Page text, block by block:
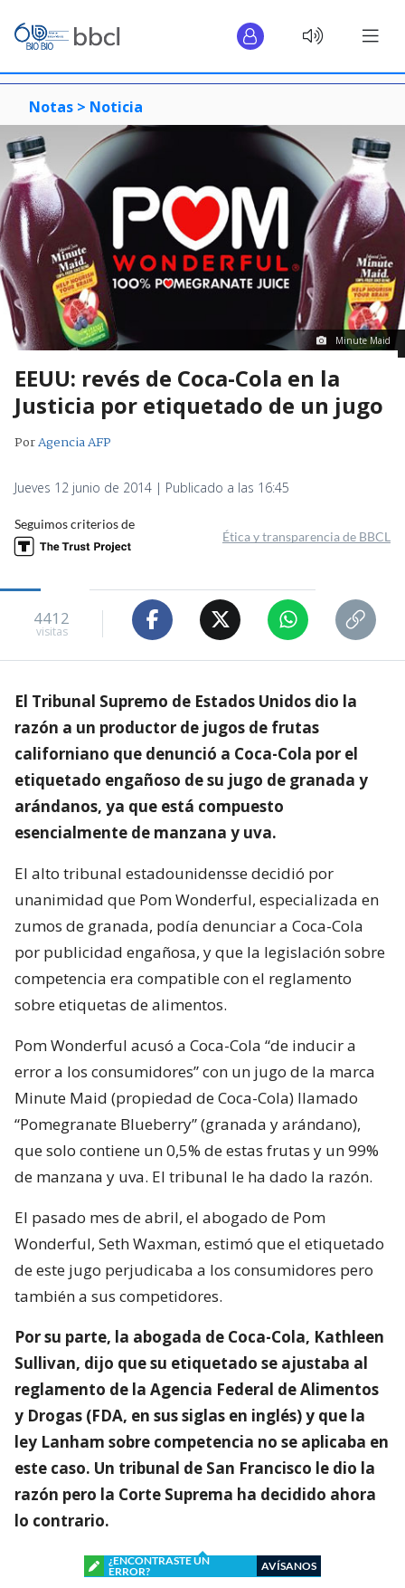
Notas > Noticia
Minute Maid
EEUU: revés de Coca-Cola en la
Justicia por etiquetado de un jugo
PorAgencia AFP
Jueves 12 junio de 2014 | Publicado a las 16:45
Seguimos criterios de
Ética y transparencia de BBCL
4412
visitas
El Tribunal Supremo de Estados Unidos dio la
razón a un productor de jugos de frutas
californiano que denunció a Coca-Cola por el
etiquetado engañoso de su jugo de granada y
arándanos, ya que está compuesto
esencialmente de manzana y uva.
El alto tribunal estadounidensse decidió por
unanimidad que Pom Wonderful, especializada en
zumos de granada, podía denunciar a Coca-Cola
por publicidad engañosa, y que la legislación sobre
competencia era compatible con el reglamento
sobre etiquetas de alimentos.
Pom Wonderful acusó a Coca-Cola “de inducir a
error a los consumidores” con un jugo de la marca
Minute Maid (propiedad de Coca-Cola) llamado
“Pomegranate Blueberry” (granada y arándano),
que solo contiene un 0,5% de estas frutas y un 99%
de manzana y uva. El tribunal le ha dado la razón.
El pasado mes de abril, el abogado de Pom
Wonderful, Seth Waxman, estimó que el etiquetado
de este jugo perjudicaba a los consumidores pero
también a sus competidores.
Por su parte, la abogada de Coca-Cola, Kathleen
Sullivan, dijo que su etiquetado se ajustaba al
reglamento de la Agencia Federal de Alimentos
y Drogas (FDA, en sus siglas en inglés) y que la
ley Lanham sobre competencia no se aplicaba en
este caso. Un tribunal de San Francisco le dio la
razón pero la Corte Suprema ha decidido ahora
lo contrario.
¿ENCONTRASTE UN
ERROR?
AVÍSANOS